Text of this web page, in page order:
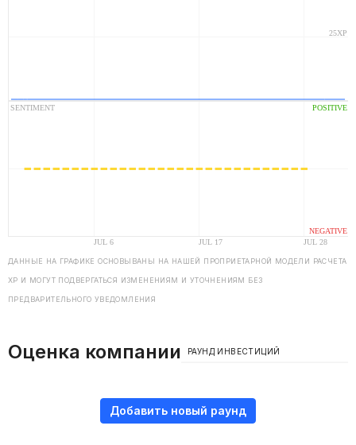
ДАННЫЕ НА ГРАФИКЕ ОСНОВЫВАНЫ НА НАШЕЙ ПРОПРИЕТАРНОЙ МОДЕЛИ РАСЧЕТА
ХP И МОГУТ ПОДВЕРГАТЬСЯ ИЗМЕНЕНИЯМ И УТОЧНЕНИЯМ БЕЗ
ПРЕДВАРИТЕЛЬНОГО УВЕДОМЛЕНИЯ
Оценка компании РАУНД ИНВЕСТИЦИЙ
Добавить новый раунд